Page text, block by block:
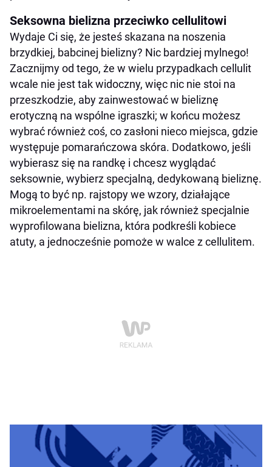
Seksowna bielizna przeciwko cellulitowi
Wydaje Ci się, że jesteś skazana na noszenia
brzydkiej, babcinej bielizny? Nic bardziej mylnego!
Zacznijmy od tego, że w wielu przypadkach cellulit
wcale nie jest tak widoczny, więc nic nie stoi na
przeszkodzie, aby zainwestować w bieliznę
erotyczną na wspólne igraszki; w końcu możesz
wybrać również coś, co zasłoni nieco miejsca, gdzie
występuje pomarańczowa skóra. Dodatkowo, jeśli
wybierasz się na randkę i chcesz wyglądać
seksownie, wybierz specjalną, dedykowaną bieliznę.
Mogą to być np. rajstopy we wzory, działające
mikroelementami na skórę, jak również specjalnie
wyprofilowana bielizna, która podkreśli kobiece
atuty, a jednocześnie pomoże w walce z cellulitem.